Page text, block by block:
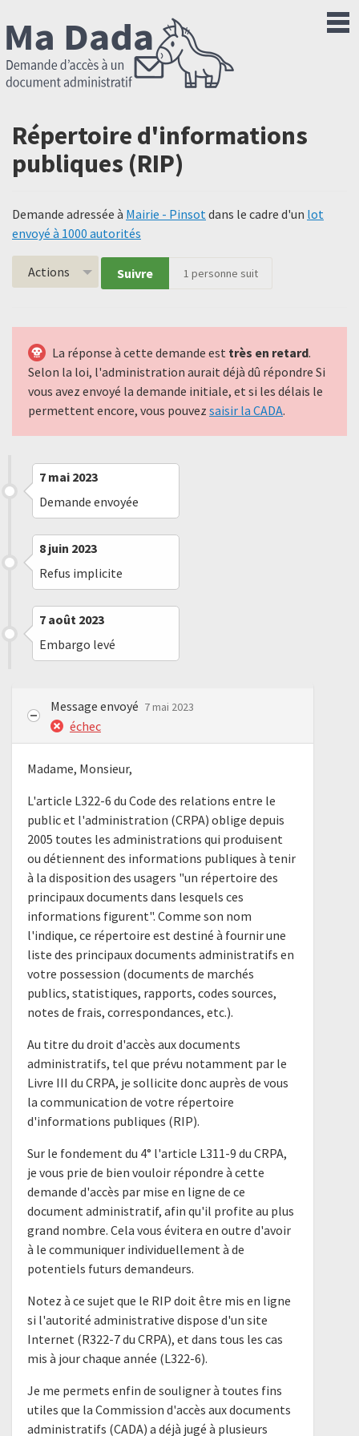
Répertoire d'informations
publiques (RIP)
Demande adressée à Mairie - Pinsotdans le cadre d'un lot
envoyé à 1000 autorités
Actions Suivre 1 personne suit
La réponse à cette demande est très en retard.
Selon la loi, l'administration aurait déjà dû répondre Si
vous avez envoyé la demande initiale, et si les délais le
permettent encore, vous pouvez saisir la CADA.
7 mai 2023
Demande envoyée
8 juin 2023
Refus implicite
7 août 2023
Embargo levé
Message envoyé 7 mai 2023
échec
Madame, Monsieur,
L'article L322-6 du Code des relations entre le
public et l'administration (CRPA) oblige depuis
2005 toutes les administrations qui produisent
ou détiennent des informations publiques à tenir
à la disposition des usagers "un répertoire des
principaux documents dans lesquels ces
informations figurent". Comme son nom
l'indique, ce répertoire est destiné à fournir une
liste des principaux documents administratifs en
votre possession (documents de marchés
publics, statistiques, rapports, codes sources,
notes de frais, correspondances, etc.).
Au titre du droit d'accès aux documents
administratifs, tel que prévu notamment par le
Livre III du CRPA, je sollicite donc auprès de vous
la communication de votre répertoire
d'informations publiques (RIP).
Sur le fondement du 4° l'article L311-9 du CRPA,
je vous prie de bien vouloir répondre à cette
demande d'accès par mise en ligne de ce
document administratif, afin qu'il profite au plus
grand nombre. Cela vous évitera en outre d'avoir
à le communiquer individuellement à de
potentiels futurs demandeurs.
Notez à ce sujet que le RIP doit être mis en ligne
si l'autorité administrative dispose d'un site
Internet (R322-7 du CRPA), et dans tous les cas
mis à jour chaque année (L322-6).
Je me permets enfin de souligner à toutes fins
utiles que la Commission d'accès aux documents
administratifs (CADA) a déjà jugé à plusieurs